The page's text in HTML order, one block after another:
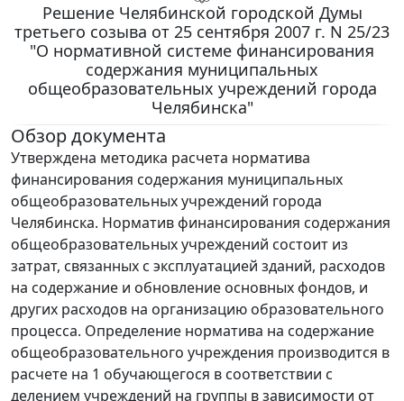
Решение Челябинской городской Думы
третьего созыва от 25 сентября 2007 г. N 25/23
"О нормативной системе финансирования
содержания муниципальных
общеобразовательных учреждений города
Челябинска"
Обзор документа
Утверждена методика расчета норматива
финансирования содержания муниципальных
общеобразовательных учреждений города
Челябинска. Норматив финансирования содержания
общеобразовательных учреждений состоит из
затрат, связанных с эксплуатацией зданий, расходов
на содержание и обновление основных фондов, и
других расходов на организацию образовательного
процесса. Определение норматива на содержание
общеобразовательного учреждения производится в
расчете на 1 обучающегося в соответствии с
делением учреждений на группы в зависимости от